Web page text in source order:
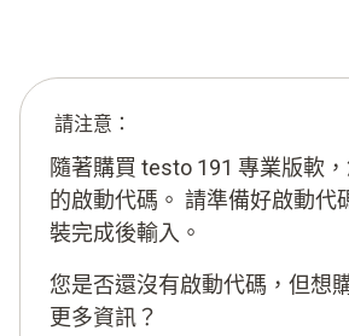
請注意：
隨著購買 testo 191 專業版軟
的啟動代碼。 請準備好啟動代
裝完成後輸入。
您是否還沒有啟動代碼，但想
更多資訊？